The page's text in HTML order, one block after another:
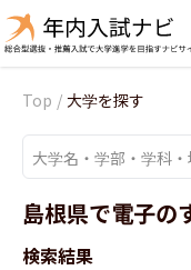
Top / 大学を探す
島根県で電子の
検索結果